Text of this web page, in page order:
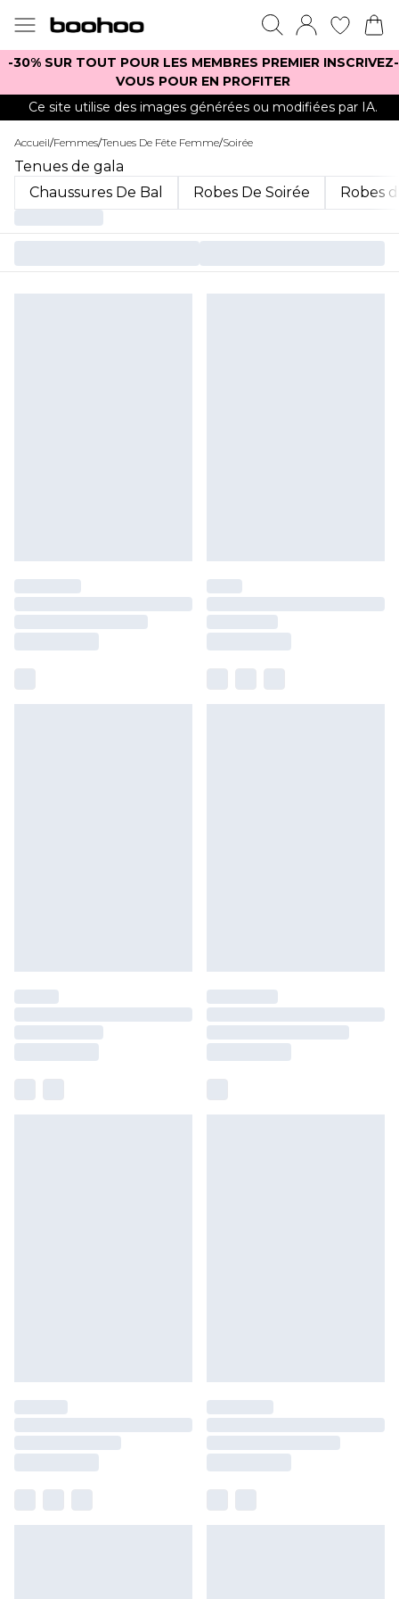
-30% SUR TOUT POUR LES MEMBRES PREMIER INSCRIVEZ-
VOUS POUR EN PROFITER
Ce site utilise des images générées ou modifiées par IA.
Accueil/Femmes/Tenues De Fête Femme/Soirée
Tenues de gala
Chaussures De Bal
Robes De Soirée Robes